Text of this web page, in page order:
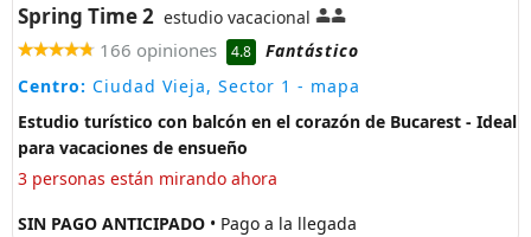
Spring Time 2 estudio vacacional
166 opiniones 4.8
Fantástico
Centro: Ciudad Vieja, Sector 1 - mapa
Estudio turístico con balcón en el corazón de Bucarest - Ideal
para vacaciones de ensueño
3 personas están mirando ahora
SIN PAGO ANTICIPADO • Pago a la llegada